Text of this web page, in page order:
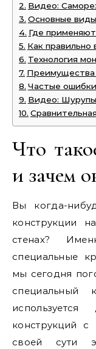
Видео:
Основные
Где
Как правильно
Технология
Преимущества
Частые
Видео: Шурупы
Что
и зачем
Вы когда-
конструкции
стенах?
специальные
мы сегодня
специальный
конструкций
своей сути